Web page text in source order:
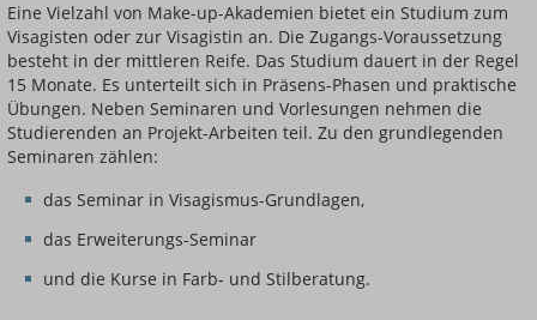
Eine Vielzahl von Make-up-Akademien bietet ein Studium zum
Visagisten oder zur Visagistin an. Die Zugangs-Voraussetzung
besteht in der mittleren Reife. Das Studium dauert in der Regel
15 Monate. Es unterteilt sich in Präsens-Phasen und praktische
Übungen. Neben Seminaren und Vorlesungen nehmen die
Studierenden an Projekt-Arbeiten teil. Zu den grundlegenden
Seminaren zählen:
das Seminar in Visagismus-Grundlagen,
das Erweiterungs-Seminar
und die Kurse in Farb- und Stilberatung.